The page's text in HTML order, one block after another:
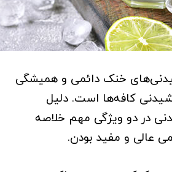
خنک دائمی و همیشگی
کافه‌ها است. دلیل
در دو ویژگی مهم خلاصه
عالی و مفید بودن.